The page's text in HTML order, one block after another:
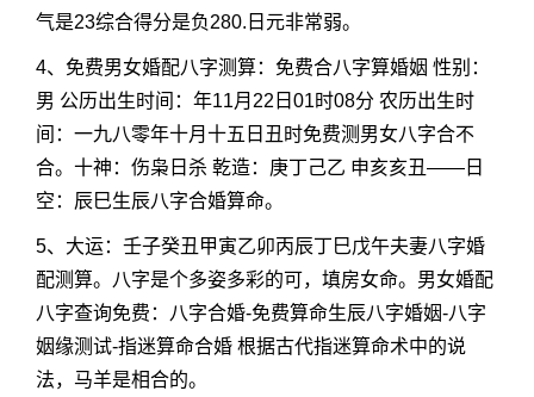
气是23综合得分是负280.日元非常弱。
4、免费男女婚配八字测算：免费合八字算婚姻 性别：
男 公历出生时间：年11月22日01时08分 农历出生时
间：一九八零年十月十五日丑时免费测男女八字合不
合。十神：伤枭日杀 乾造：庚丁己乙 申亥亥丑——日
空：辰巳生辰八字合婚算命。
5、大运：壬子癸丑甲寅乙卯丙辰丁巳戊午夫妻八字婚
配测算。八字是个多姿多彩的可，填房女命。男女婚配
八字查询免费：八字合婚-免费算命生辰八字婚姻-八字
姻缘测试-指迷算命合婚 根据古代指迷算命术中的说
法，马羊是相合的。